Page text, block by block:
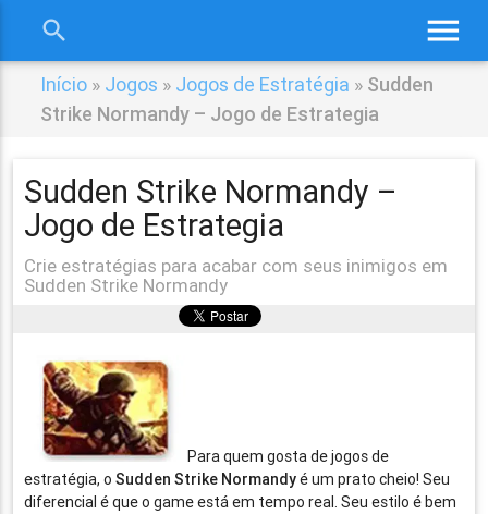
menu
search
Início » Jogos » Jogos de Estratégia » Sudden
Strike Normandy – Jogo de Estrategia
Sudden Strike Normandy –
Jogo de Estrategia
Crie estratégias para acabar com seus inimigos em
Sudden Strike Normandy
Para quem gosta de jogos de
estratégia, oSudden Strike Normandyé um prato cheio! Seu
diferencial é que o game está em tempo real. Seu estilo é bem